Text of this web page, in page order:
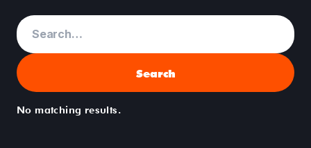
No matching results.